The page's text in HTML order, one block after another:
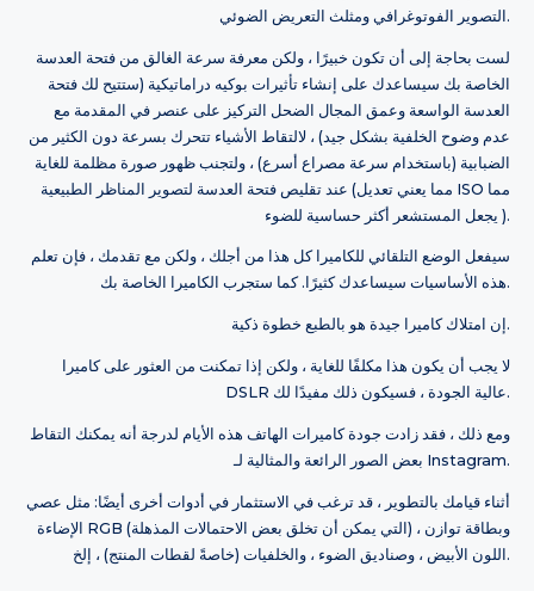
التصوير الفوتوغرافي ومثلث التعريض الضوئي.
لست بحاجة إلى أن تكون خبيرًا ، ولكن معرفة سرعة الغالق من فتحة العدسة
الخاصة بك سيساعدك على إنشاء تأثيرات بوكيه دراماتيكية (ستتيح لك فتحة
العدسة الواسعة وعمق المجال الضحل التركيز على عنصر في المقدمة مع
عدم وضوح الخلفية بشكل جيد) ، لالتقاط الأشياء تتحرك بسرعة دون الكثير من
الضبابية (باستخدام سرعة مصراع أسرع) ، ولتجنب ظهور صورة مظلمة للغاية
عند تقليص فتحة العدسة لتصوير المناظر الطبيعية (مما يعني تعديل ISO مما
يجعل المستشعر أكثر حساسية للضوء ).
سيفعل الوضع التلقائي للكاميرا كل هذا من أجلك ، ولكن مع تقدمك ، فإن تعلم
هذه الأساسيات سيساعدك كثيرًا. كما ستجرب الكاميرا الخاصة بك.
إن امتلاك كاميرا جيدة هو بالطبع خطوة ذكية.
لا يجب أن يكون هذا مكلفًا للغاية ، ولكن إذا تمكنت من العثور على كاميرا
DSLR عالية الجودة ، فسيكون ذلك مفيدًا لك.
ومع ذلك ، فقد زادت جودة كاميرات الهاتف هذه الأيام لدرجة أنه يمكنك التقاط
بعض الصور الرائعة والمثالية لـ Instagram.
أثناء قيامك بالتطوير ، قد ترغب في الاستثمار في أدوات أخرى أيضًا: مثل عصي
الإضاءة RGB (التي يمكن أن تخلق بعض الاحتمالات المذهلة) ، وبطاقة توازن
اللون الأبيض ، وصناديق الضوء ، والخلفيات (خاصةً لقطات المنتج) ، إلخ.